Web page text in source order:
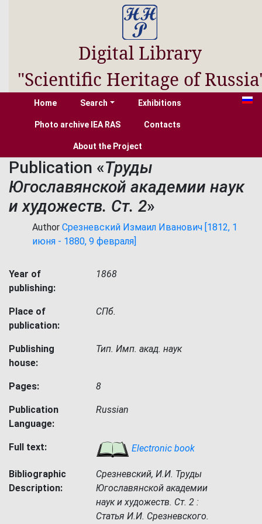
Digital Library
"Scientific Heritage of
Home Search Exhibitions
Photo archive IEA RAS Contacts
About the Project
Publication «Труды
Югославянской академии наук
и художеств. Ст. 2»
Author Срезневский Измаил Иванович [1812, 1
июня - 1880, 9 февраля]
Year of
publishing:
1868
Place of
publication:
СПб.
Publishing
house:
Тип. Имп. акад. наук
Pages: 8
Publication
Language:
Russian
Full text: Electronic book
Bibliographic
Description:
Срезневский, И.И. Труды
Югославянской академии
наук и художеств. Ст. 2 :
Статья И.И. Срезневского.